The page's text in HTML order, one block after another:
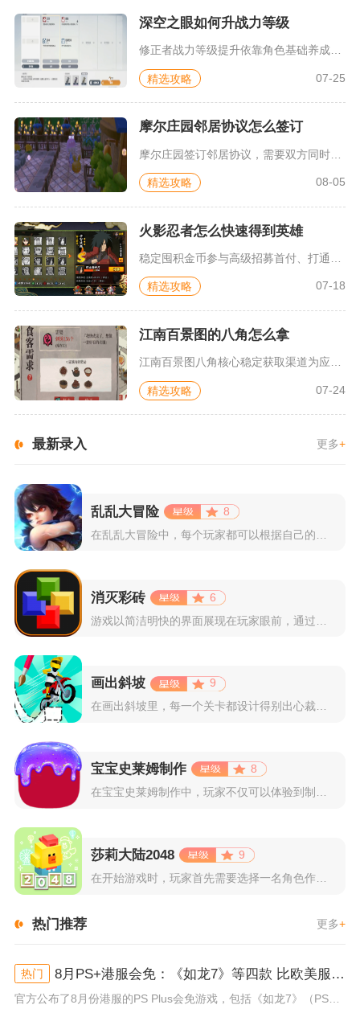
深空之眼如何升战力等级
修正者战力等级提升依靠角色基础养成、权钥、刻印、跃迁、神格、...
精选攻略 07-25
摩尔庄园邻居协议怎么签订
摩尔庄园签订邻居协议，需要双方同时满足等级、亲密度条件，由申...
精选攻略 08-05
火影忍者怎么快速得到英雄
精选攻略 07-18
江南百景图的八角怎么拿
江南百景图八角核心稳定获取渠道为应天府客栈接待食客随机产出，...
精选攻略 07-24
最新录入 更多+
乱乱大冒险
8
消灭彩砖
6
画出斜坡
9
在画出斜坡里，每一个关卡都设计得别出心裁。玩家需要利用手指在...
宝宝史莱姆制作
8
在宝宝史莱姆制作中，玩家不仅可以体验到制作史莱姆的乐趣，还能...
莎莉大陆2048
9
在开始游戏时，玩家首先需要选择一名角色作为自己的代表，在神秘...
热门推荐 更多+
热门 8月PS+港服会免：《如龙7》等四款 比欧美服多一款
官方公布了8月份港服的PS Plus会免游戏，包括《如龙7》（PS4/PS5）、《小小梦魇》（PS4）、《托尼霍克职业滑...